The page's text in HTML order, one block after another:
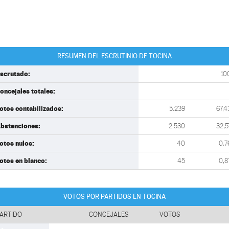
RESUMEN DEL ESCRUTINIO DE TOCINA
totales:
contabilizados: 5.239
2.530
nulos: 40
en blanco: 45
VOTOS POR PARTIDOS EN TOCINA
CONCEJALES VOTOS